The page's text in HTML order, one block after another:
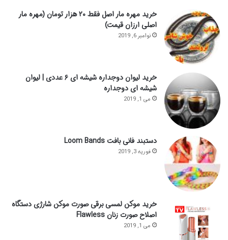
خرید مهره مار اصل فقط ۲۰ هزار تومان (مهره مار
اصلی ارزان قیمت)
نوامبر 6, 2019
خرید لیوان دوجداره شیشه ای ۶ عددی | لیوان
شیشه ای دوجداره
می 1, 2019
دستبند فانی بافت Loom Bands
فوریه 3, 2019
خرید موکن لمسی برقی صورت موکن شارژی دستگاه
اصلاح صورت زنان Flawless
می 1, 2019